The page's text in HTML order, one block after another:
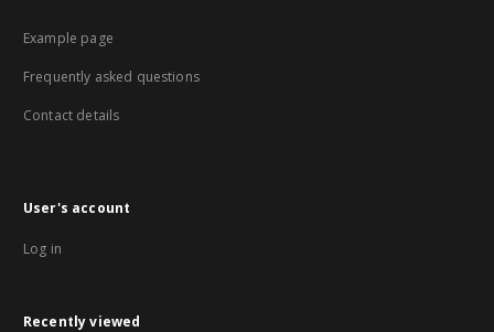
Example page
Frequently asked questions
Contact details
User's account
Log in
Recently viewed